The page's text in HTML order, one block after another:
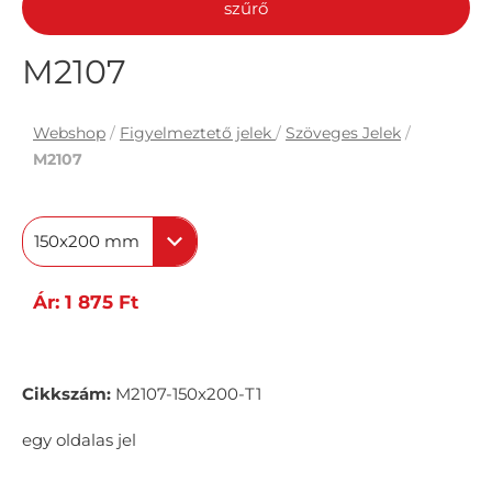
szűrő
M2107
Webshop / Figyelmeztető jelek / Szöveges Jelek /
M2107
150x200 mm
Ár: 1 875 Ft
Cikkszám: M2107-150x200-T1
egy oldalas jel